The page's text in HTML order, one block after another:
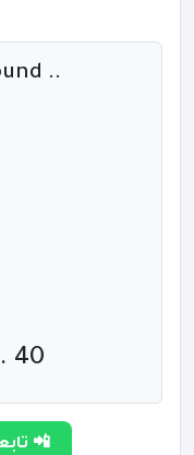
..
40
تابعنا على قناة واتساب 📲